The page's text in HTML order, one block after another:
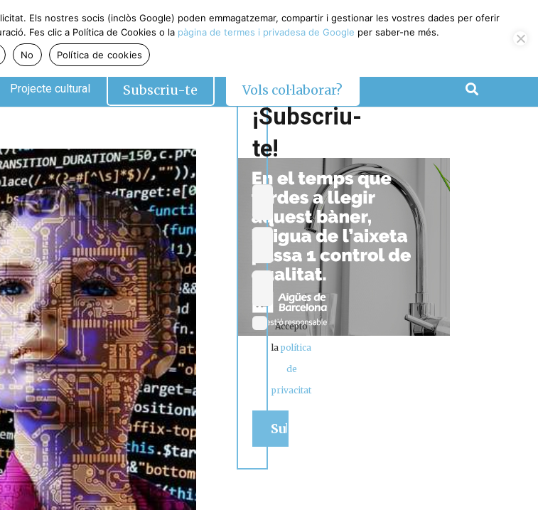
Projecte cultural Subscriu-te Vols col·laborar?
¡Subscriu-
te!
Accepto
lapolítica
de
privacitat
Els nostres socis (inclòs Google) poden emmagatzemar, compartir i gestionar les vostres dades per oferir
Fes clic a Política de Cookies o la pàgina de termes i privadesa de Google per saber-ne més.
No Política de cookies